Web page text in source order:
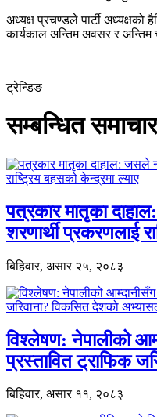
अध्यक्ष प्रचण्डले पार्टी अध्यक्षको
कार्यकाल अन्तिम अवसर र अन्तिम
ट्रेन्डिङ
सम्बन्धित समाचार
पत्रकार मातृका
शरणार्थी प्रकरणलाई
बिहिवार, असार २५, २०८३
विश्लेषण: नेपालीको
प्रस्तावित ट्राफिक
बिहिवार, असार ११, २०८३